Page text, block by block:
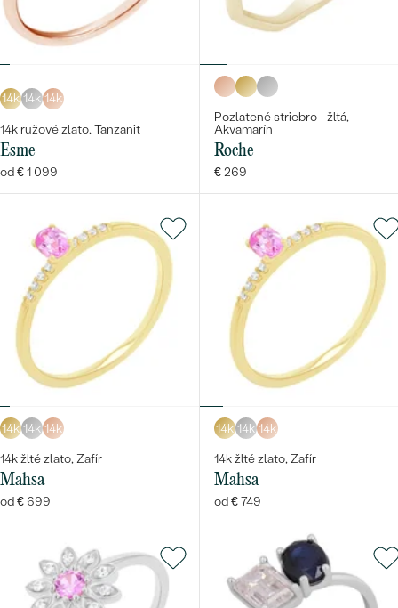
14k 14k 14k
14k ružové zlato, Tanzanit
Esme
od € 1 099
Pozlatené striebro - žltá,
Akvamarín
Roche
€ 269
14k 14k 14k
14k žlté zlato, Zafír
Mahsa
od € 699
14k 14k 14k
14k žlté zlato, Zafír
Mahsa
od € 749